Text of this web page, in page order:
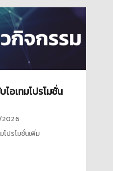
ไอเทมโปรโมชั่น
โปรโมชั่นเพิ่ม